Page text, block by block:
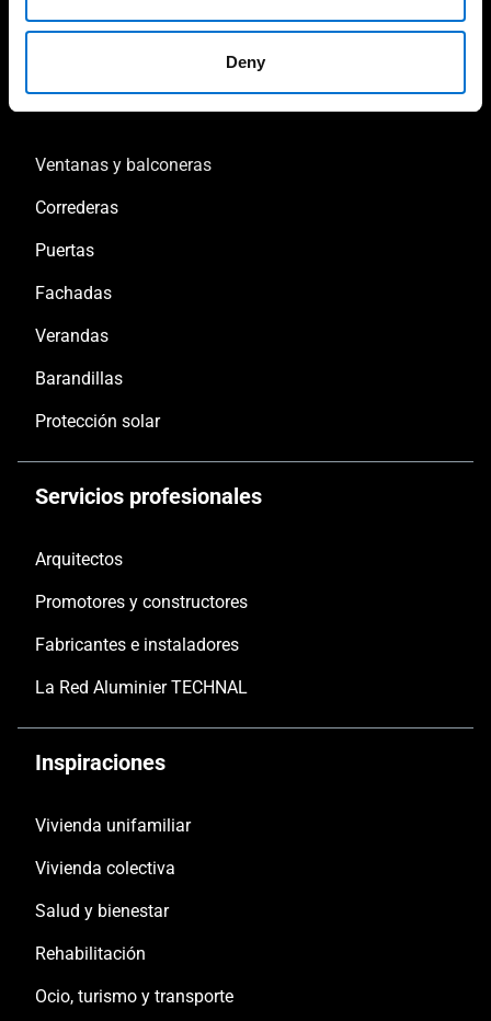
Deny
Nuestras soluciones
Ventanas y balconeras
Correderas
Puertas
Fachadas
Verandas
Barandillas
Protección solar
Servicios profesionales
Arquitectos
Promotores y constructores
Fabricantes e instaladores
La Red Aluminier TECHNAL
Inspiraciones
Vivienda unifamiliar
Vivienda colectiva
Salud y bienestar
Rehabilitación
Ocio, turismo y transporte